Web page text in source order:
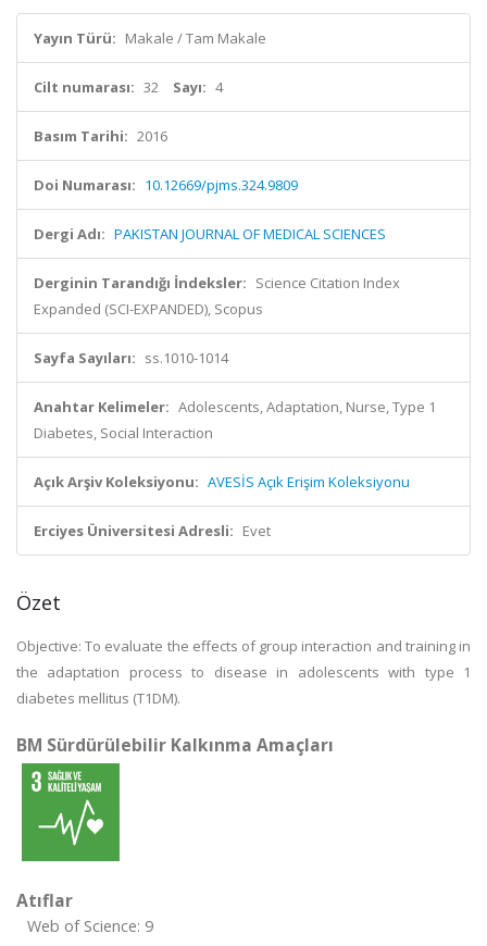
Yayın Türü: Makale / Tam Makale
Cilt numarası: 32 Sayı: 4
Basım Tarihi: 2016
Doi Numarası: 10.12669/pjms.324.9809
Dergi Adı: PAKISTAN JOURNAL OF MEDICAL SCIENCES
Derginin Tarandığı İndeksler: Science Citation Index
Expanded (SCI-EXPANDED), Scopus
Sayfa Sayıları: ss.1010-1014
Anahtar Kelimeler: Adolescents, Adaptation, Nurse, Type 1
Diabetes, Social Interaction
Açık Arşiv Koleksiyonu: AVESİS Açık Erişim Koleksiyonu
Erciyes Üniversitesi Adresli: Evet
Özet
Objective: To evaluate the effects of group interaction and training in
the adaptation process to disease in adolescents with type 1
diabetes mellitus (T1DM).
BM Sürdürülebilir Kalkınma Amaçları
Atıflar
Web of Science: 9